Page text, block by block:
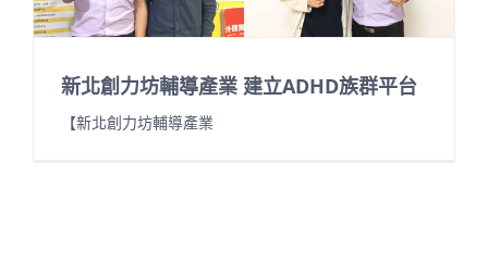
新北創力坊輔導產業 建立ADHD族群平台
【新北創力坊輔導產業